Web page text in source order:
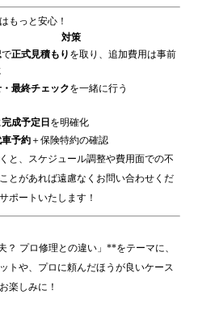
もっと安心！
対策
で正式見積もり を取り、追加費用は事前
最終チェックを一緒に行う
完成予定日 を明確化
車予約 ＋保険特約の確認
と、スケジュール調整や費用面での不
とがあれば遠慮なくお問い合わせくだ
ポートいたします！
プロ修理との違い」**をテーマに、
トや、プロに頼んだほうが良いケース
楽しみに！